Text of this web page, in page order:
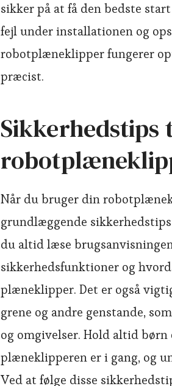
sikker på at få den bedste
fejl under installationen og
robotplæneklipper fungerer
præcist.
Sikkerhedstips
Når du bruger din
grundlæggende
du altid læse
sikkerhedsfunktioner og
plæneklipper. Det er også
grene og andre genstande,
og omgivelser. Hold altid
plæneklipperen er i gang, og
Ved at følge disse